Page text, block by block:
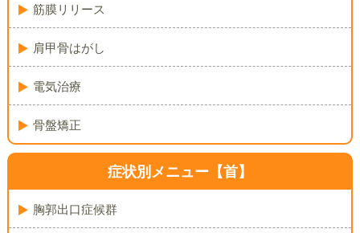
筋膜リリース
肩甲骨はがし
電気治療
骨盤矯正
症状別メニュー【首】
胸郭出口症候群